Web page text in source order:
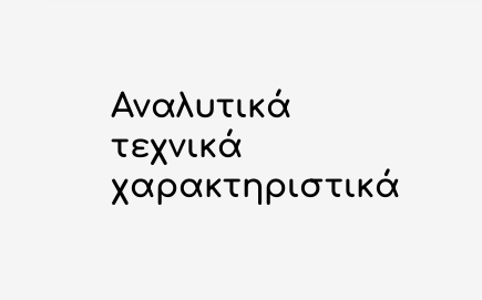
Αναλυτικά
τεχνικά
χαρακτηριστικά